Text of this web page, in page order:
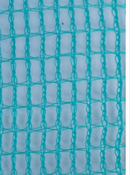
ĐỘNG VẬT
GIÓ